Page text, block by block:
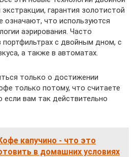
экстракции, гарантия золотистой
означают, что используются
аэрирования. Часто
портфильтрах с двойным дном, с
а также в автоматах.
только о достижении
только потому, что считаете
если вам так действительно
капучино - что это
в домашних условиях